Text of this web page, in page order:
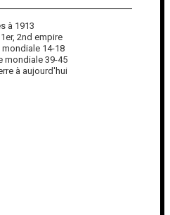
à 1913
2nd empire
mondiale 14-18
mondiale 39-45
à aujourd'hui